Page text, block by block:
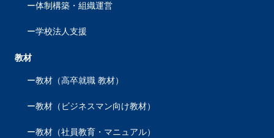
体制構築・組織運営
学校法人支援
教材
教材（高卒就職 教材）
教材（ビジネスマン向け教材）
教材（社員教育・マニュアル）